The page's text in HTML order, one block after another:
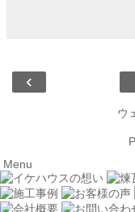
‹
ウ
Menu